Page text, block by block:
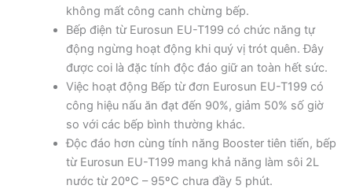
không mất công canh chừng bếp.
Bếp điện từ Eurosun EU-T199 có chức năng tự
động ngừng hoạt động khi quý vị trót quên. Đây
được coi là đặc tính độc đáo giữ an toàn hết sức.
Việc hoạt động Bếp từ đơn Eurosun EU-T199 có
công hiệu nấu ăn đạt đến 90%, giảm 50% số giờ
so với các bếp bình thường khác.
Độc đáo hơn cùng tính năng Booster tiên tiến, bếp
từ Eurosun EU-T199 mang khả năng làm sôi 2L
nước từ 20ºC – 95ºC chưa đầy 5 phút.